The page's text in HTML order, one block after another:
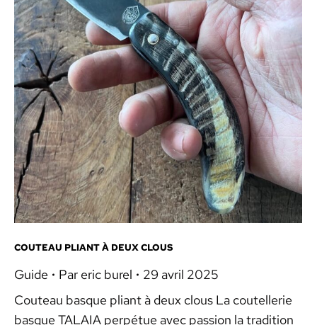
COUTEAU PLIANT À DEUX CLOUS
Guide Par eric burel
29 avril 2025
Couteau basque pliant à deux clous La coutellerie
basque TALAIA perpétue avec passion la tradition